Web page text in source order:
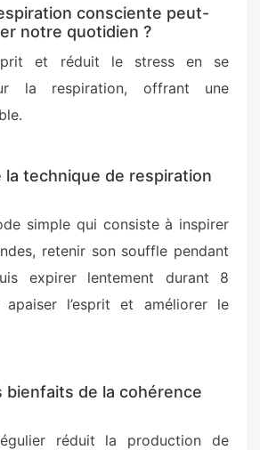
consciente peut-
notre quotidien ?
et réduit le stress en se
la respiration, offrant une
la technique de respiration
simple qui consiste à inspirer
retenir son souffle pendant
expirer lentement durant 8
apaiser l’esprit et améliorer le
bienfaits de la cohérence
réduit la production de